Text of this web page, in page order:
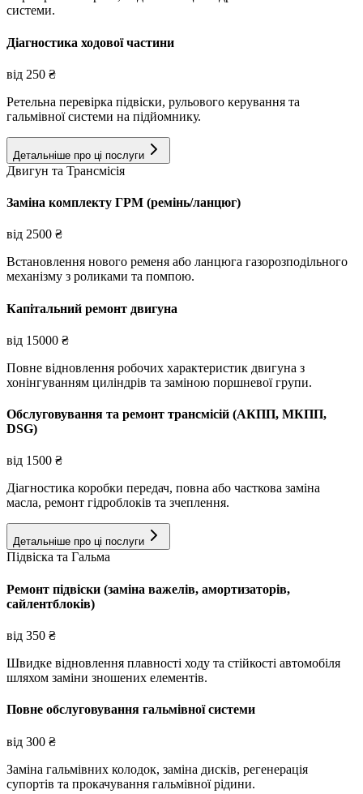
системи.
Діагностика ходової частини
від 250 ₴
Ретельна перевірка підвіски, рульового керування та
гальмівної системи на підйомнику.
Детальніше про ці послуги
Двигун та Трансмісія
Заміна комплекту ГРМ (ремінь/ланцюг)
від 2500 ₴
Встановлення нового ременя або ланцюга газорозподільного
механізму з роликами та помпою.
Капітальний ремонт двигуна
від 15000 ₴
Повне відновлення робочих характеристик двигуна з
хонінгуванням циліндрів та заміною поршневої групи.
Обслуговування та ремонт трансмісій (АКПП, МКПП,
DSG)
від 1500 ₴
Діагностика коробки передач, повна або часткова заміна
масла, ремонт гідроблоків та зчеплення.
Детальніше про ці послуги
Підвіска та Гальма
Ремонт підвіски (заміна важелів, амортизаторів,
сайлентблоків)
від 350 ₴
Швидке відновлення плавності ходу та стійкості автомобіля
шляхом заміни зношених елементів.
Повне обслуговування гальмівної системи
від 300 ₴
Заміна гальмівних колодок, заміна дисків, регенерація
супортів та прокачування гальмівної рідини.